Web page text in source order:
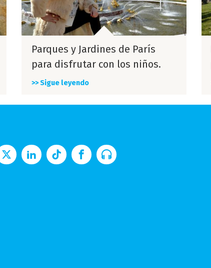
Parques y Jardines de París
para disfrutar con los niños.
>> Sigue leyendo